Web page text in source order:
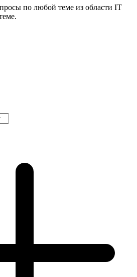
по любой теме из области IT